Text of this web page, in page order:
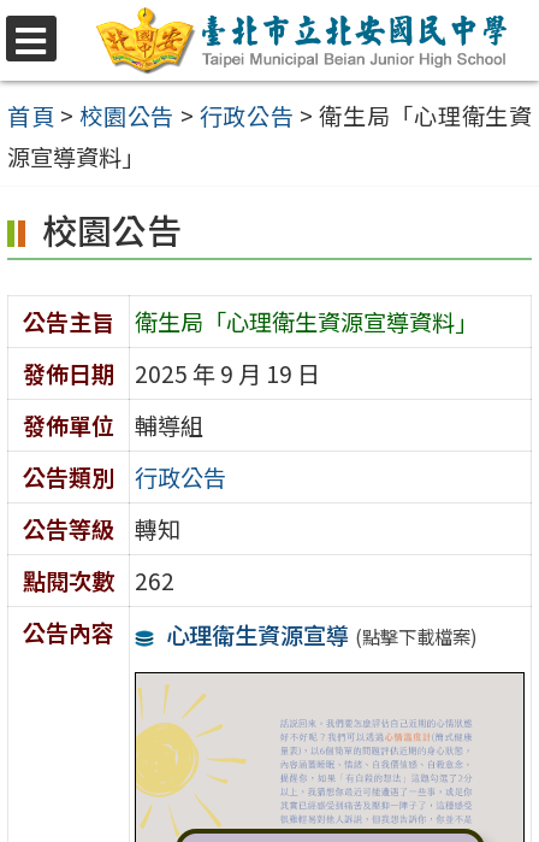
選
單
跳
至
主
要
容
區
首頁 > 校園公告 > 行政公告 > 衛生局「心理衛生資
源宣導資料」
校園公告
公告主旨
衛生局「心理衛生資源宣導資料」
發佈日期
2025 年 9 月 19 日
發佈單位
輔導組
公告類別
行政公告
公告等級
轉知
點閱次數
262
公告內容
心理衛生資源宣導 (點擊下載檔案)